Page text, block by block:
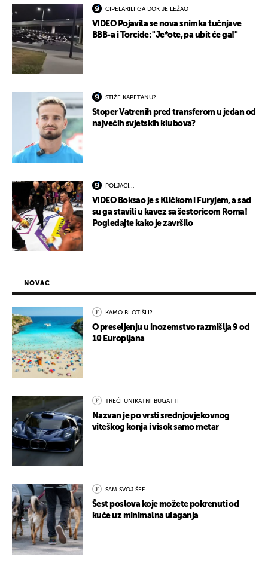
CIPELARILI GA DOK JE LEŽAO
VIDEO Pojavila se nova snimka tučnjave
BBB-a i Torcide: "Je*ote, pa ubit će ga!"
STIŽE KAPETANU?
Stoper Vatrenih pred transferom u jedan od
najvećih svjetskih klubova?
POLJACI...
VIDEO Boksao je s Kličkom i Furyjem, a sad
su ga stavili u kavez sa šestoricom Roma!
Pogledajte kako je završilo
NOVAC
KAMO BI OTIŠLI?
O preseljenju u inozemstvo razmišlja 9 od
10 Europljana
TREĆI UNIKATNI BUGATTI
Nazvan je po vrsti srednjovjekovnog
viteškog konja i visok samo metar
SAM SVOJ ŠEF
Šest poslova koje možete pokrenuti od
kuće uz minimalna ulaganja